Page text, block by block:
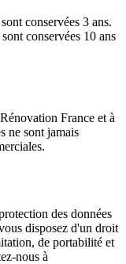
conservées 3 ans.
conservées 10 ans
France et à
ne sont jamais
des données
disposez d'un droit
de portabilité et
nous à